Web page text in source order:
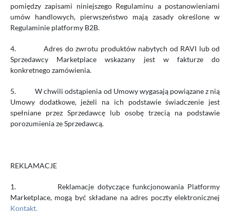
pomiędzy zapisami niniejszego Regulaminu a postanowieniami
umów handlowych, pierwszeństwo mają zasady określone w
Regulaminie platformy B2B.
4.
Adres do zwrotu produktów nabytych od RAVI lub od
Sprzedawcy Marketplace wskazany jest w fakturze do
konkretnego zamówienia.
5.
W chwili odstąpienia od Umowy wygasają powiązane z nią
Umowy dodatkowe, jeżeli na ich podstawie świadczenie jest
spełniane przez Sprzedawcę lub osobę trzecią na podstawie
porozumienia ze Sprzedawcą.
REKLAMACJE
1.
Reklamacje dotyczące funkcjonowania Platformy
Marketplace, mogą być składane na adres poczty elektronicznej
Kontakt.